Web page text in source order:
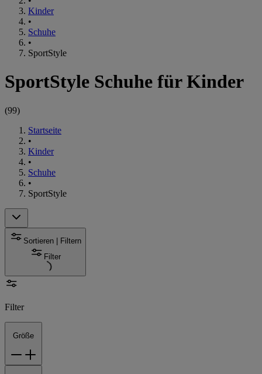
Kinder
•
Schuhe
•
SportStyle
SportStyle Schuhe für Kinder
(99)
Startseite
•
Kinder
•
Schuhe
•
SportStyle
Sortieren | Filtern
Filter
Filter
Größe